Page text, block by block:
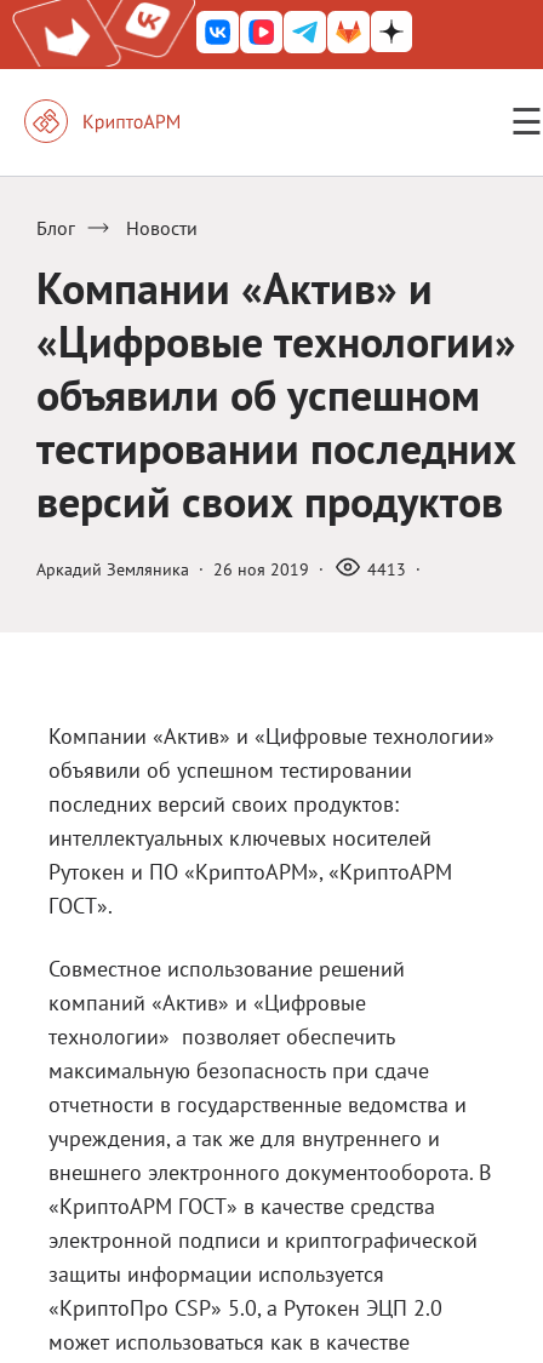
☰
Железный почтовый ящик
КриптоАРМ Mobile
КриптоАРМ ID
КриптоАРМ Документы
Решения
Блог
Полная версия сайта
Блог Новости
Компании «Актив» и
«Цифровые технологии»
объявили об успешном
тестировании последних
версий своих продуктов
Аркадий Земляника · 26 ноя 2019 · 4413 ·
Компании «Актив» и «Цифровые технологии»
объявили об успешном тестировании
последних версий своих продуктов:
интеллектуальных ключевых носителей
Рутокен и ПО «КриптоАРМ», «КриптоАРМ
ГОСТ».
Совместное использование решений
компаний «Актив» и «Цифровые
технологии» позволяет обеспечить
максимальную безопасность при сдаче
отчетности в государственные ведомства и
учреждения, а так же для внутреннего и
внешнего электронного документооборота. В
«КриптоАРМ ГОСТ» в качестве средства
электронной подписи и криптографической
защиты информации используется
«КриптоПро CSP» 5.0, а Рутокен ЭЦП 2.0
может использоваться как в качестве